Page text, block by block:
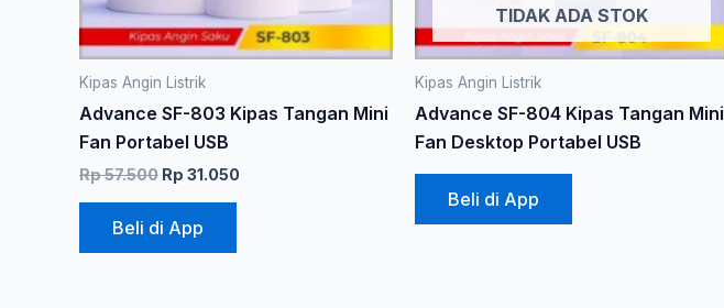
Kipas Angin Listrik
Advance SF-803 Kipas Tangan Mini
Fan Portabel USB
Rp57.500 Rp 31.050
Beli di App
di
halaman
TIDAK ADA STOK
Kipas Angin Listrik
Advance SF-804 Kipas Tangan Mini
Fan Desktop Portabel USB
Beli di App